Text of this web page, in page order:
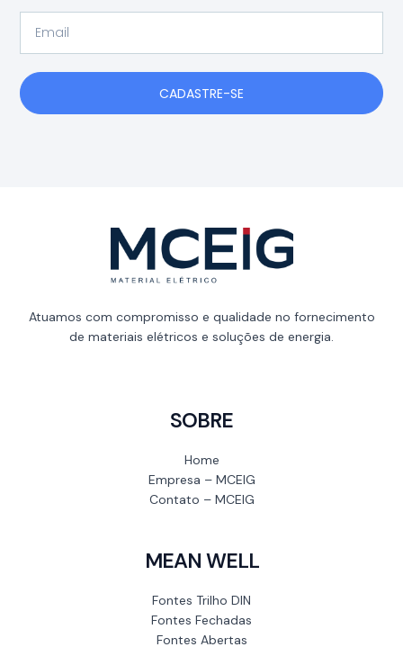
CADASTRE-SE
Atuamos com compromisso e qualidade no fornecimento
de materiais elétricos e soluções de energia.
SOBRE
Home
Empresa – MCEIG
Contato – MCEIG
MEAN WELL
Fontes Trilho DIN
Fontes Fechadas
Fontes Abertas